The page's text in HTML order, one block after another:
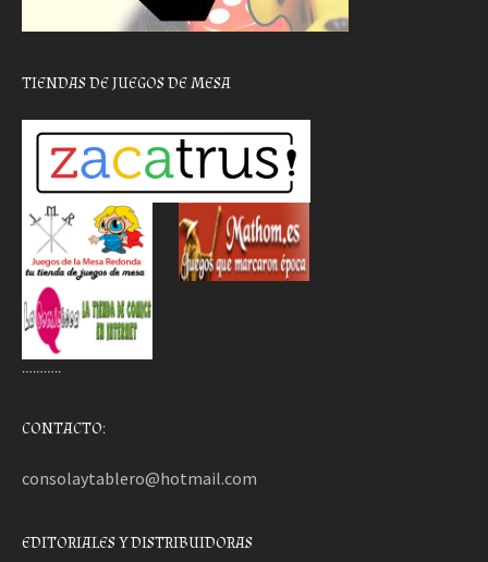
TIENDAS DE JUEGOS DE MESA
………..
CONTACTO:
consolaytablero@hotmail.com
EDITORIALES Y DISTRIBUIDORAS